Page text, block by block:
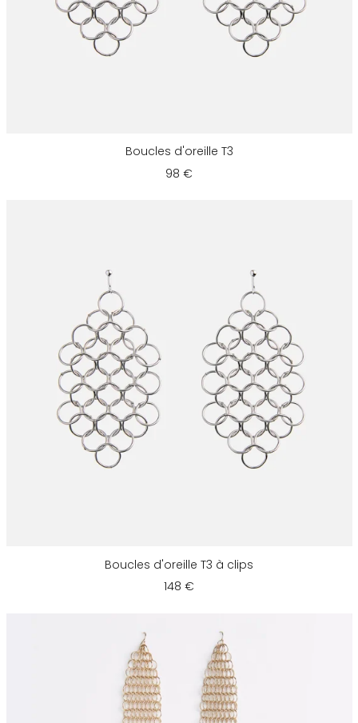
Boucles d'oreille T3
98 €
Boucles d'oreille T3 à clips
148 €